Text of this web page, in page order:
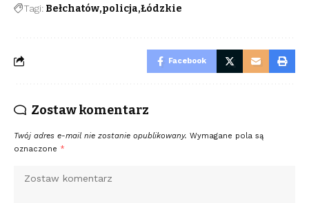
Tagi: Bełchatów policja Łódzkie
Facebook
Zostaw komentarz
Twój adres e-mail nie zostanie opublikowany. Wymagane pola są
oznaczone *